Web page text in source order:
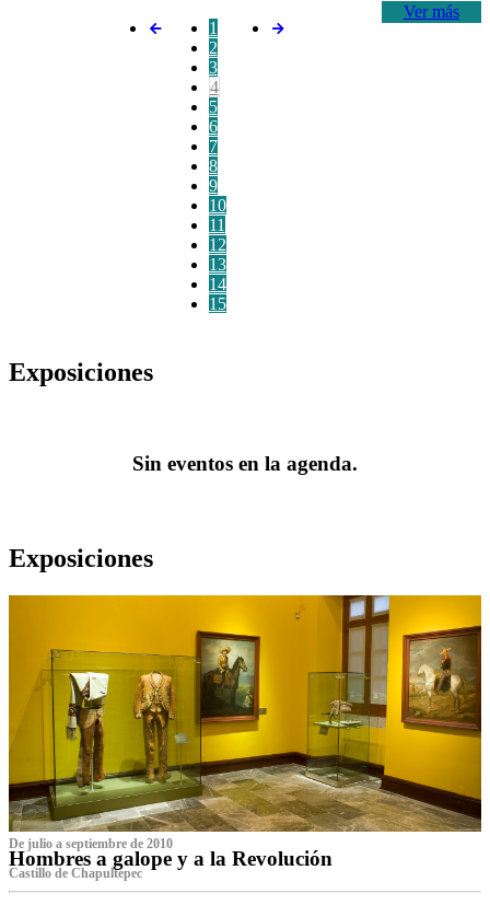
Ver más
1
2
3
4
5
6
7
8
9
10
11
12
13
14
15
Exposiciones
Sin eventos en la agenda.
Exposiciones
De julio a septiembre de 2010
Hombres a galope y a la Revolución
Castillo de Chapultepec